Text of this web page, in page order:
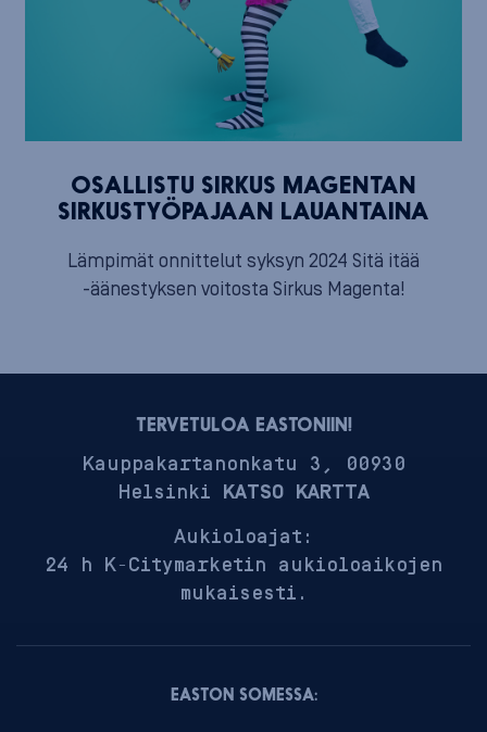
OSALLISTU SIRKUS MAGENTAN
SIRKUSTYÖPAJAAN LAUANTAINA
Lämpimät onnittelut syksyn 2024 Sitä itää
-äänestyksen voitosta Sirkus Magenta!
TERVETULOA EASTONIIN!
Kauppakartanonkatu 3, 00930
Helsinki KATSO KARTTA
Aukioloajat:
24 h K-Citymarketin aukioloaikojen
mukaisesti.
EASTON SOMESSA: